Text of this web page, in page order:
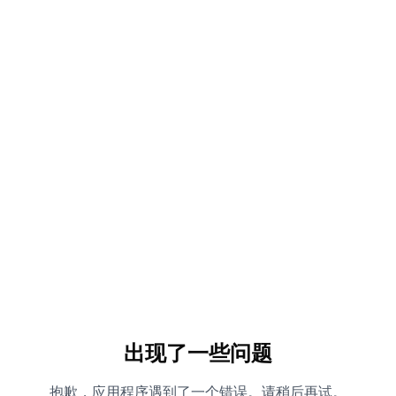
出现了一些问题
抱歉，应用程序遇到了一个错误。请稍后再试。